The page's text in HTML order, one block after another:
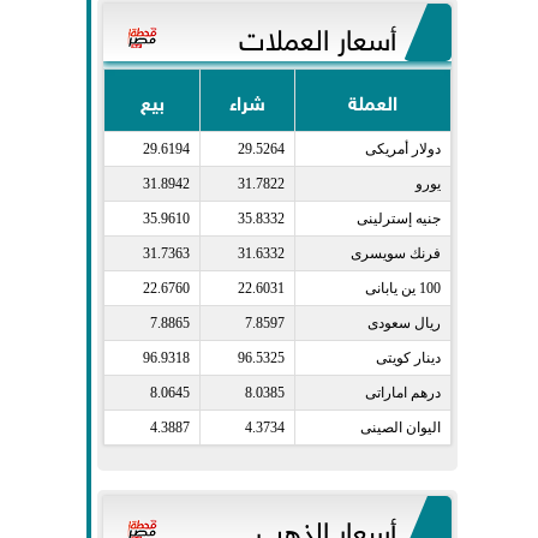
أسعار العملات
العملة شراء بيع
دولار أمريكى​ 29.5264
29.6194
يورو​ 31.7822
31.8942
جنيه إسترلينى​ 35.8332
35.9610
فرنك سويسرى​ 31.6332
31.7363
100 ين يابانى​ 22.6031
22.6760
ريال سعودى​ 7.8597
7.8865
دينار كويتى​ 96.5325
96.9318
درهم اماراتى​ 8.0385
8.0645
اليوان الصينى​ 4.3734
4.3887
أسعار الذهب